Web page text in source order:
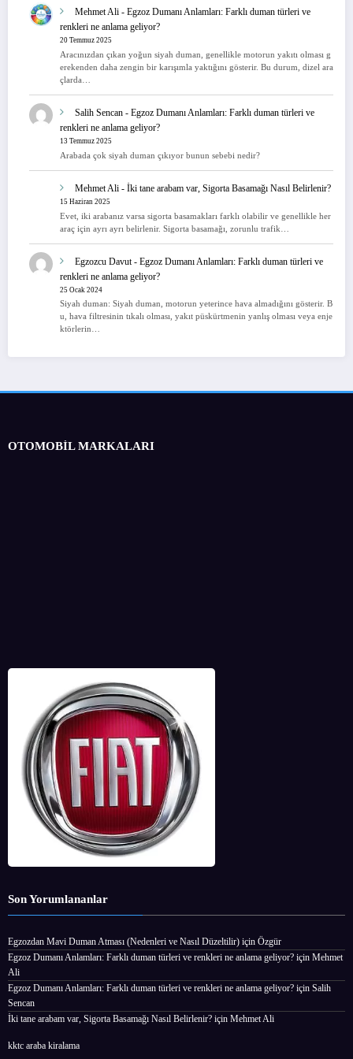
Mehmet Ali - Egzoz Dumanı Anlamları: Farklı duman türleri ve
renkleri ne anlama geliyor?
20 Temmuz 2025
Aracınızdan çıkan yoğun siyah duman, genellikle motorun yakıtı olması g
erekenden daha zengin bir karışımla yaktığını gösterir. Bu durum, dizel ara
çlarda…
Salih Sencan - Egzoz Dumanı Anlamları: Farklı duman türleri ve
renkleri ne anlama geliyor?
13 Temmuz 2025
Arabada çok siyah duman çıkıyor bunun sebebi nedir?
Mehmet Ali - İki tane arabam var, Sigorta Basamağı Nasıl Belirlenir?
15 Haziran 2025
Evet, iki arabanız varsa sigorta basamakları farklı olabilir ve genellikle her
araç için ayrı ayrı belirlenir. Sigorta basamağı, zorunlu trafik…
Egzozcu Davut - Egzoz Dumanı Anlamları: Farklı duman türleri ve
renkleri ne anlama geliyor?
25 Ocak 2024
Siyah duman: Siyah duman, motorun yeterince hava almadığını gösterir. B
u, hava filtresinin tıkalı olması, yakıt püskürtmenin yanlış olması veya enje
ktörlerin…
OTOMOBİL MARKALARI
Son Yorumlananlar
Egzozdan Mavi Duman Atması (Nedenleri ve Nasıl Düzeltilir) için Özgür
Egzoz Dumanı Anlamları: Farklı duman türleri ve renkleri ne anlama geliyor? için Mehmet
Ali
Egzoz Dumanı Anlamları: Farklı duman türleri ve renkleri ne anlama geliyor? için Salih
Sencan
İki tane arabam var, Sigorta Basamağı Nasıl Belirlenir? için Mehmet Ali
kktc araba kiralama